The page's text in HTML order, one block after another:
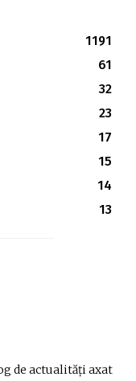
1191
61
32
23
17
15
14
13
de actualități axat